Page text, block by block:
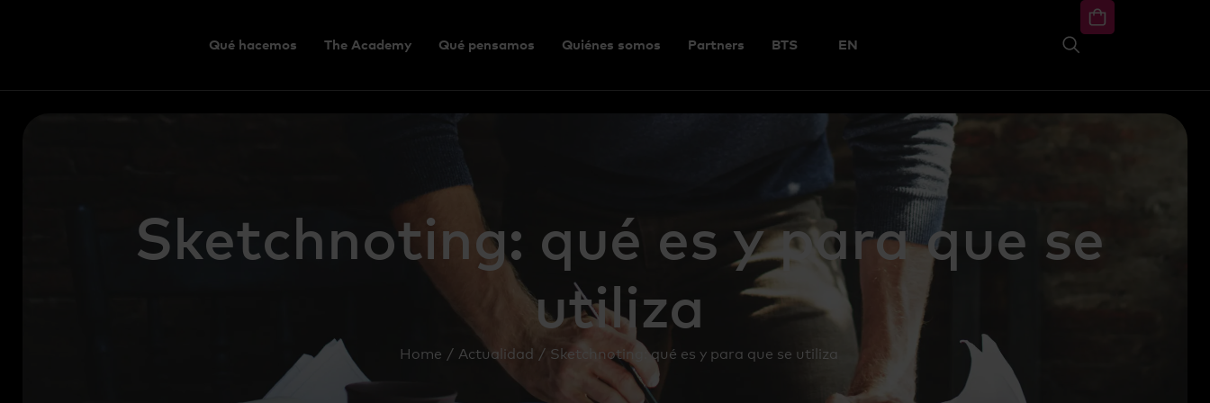
Qué hacemos The Academy Qué pensamos Quiénes somos Partners BTS EN
Sketchnoting: qué es y para que se
utiliza
Home Actualidad Sketchnoting: qué es y para que se utiliza